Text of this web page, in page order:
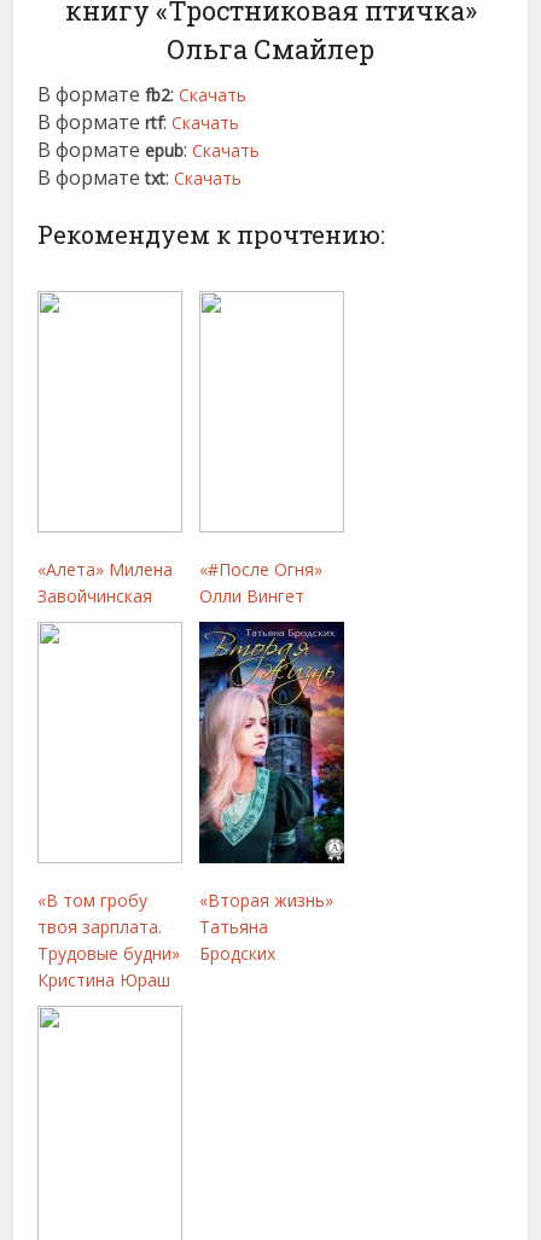
книгу «Тростниковая птичка»
Ольга Смайлер
В форматеfb2:Скачать
В форматеrtf:Скачать
В форматеepub:Скачать
В форматеtxt:Скачать
Рекомендуем к прочтению:
«Алета» Милена
Завойчинская
«#После Огня»
Олли Вингет
«В том гробу
твоя зарплата.
Трудовые будни»
Кристина Юраш
«Вторая жизнь»
Татьяна
Бродских